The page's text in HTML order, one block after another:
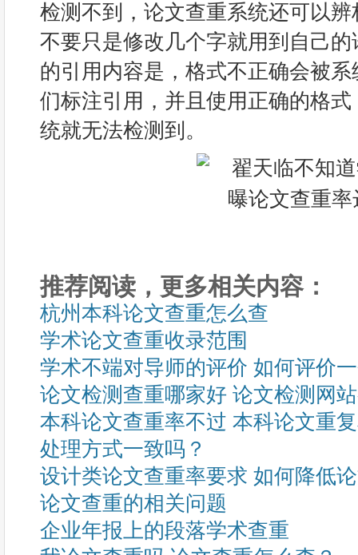
检测不到，论文查重系统还可以
不要只是修改几个字就用到自己
的引用内容是，格式不正确会被
们标注引用，并且使用正确的格
统就无法检测到。
推荐阅读，更多相关内容：
杭州本科论文查重怎么查
学术论文查重收录范围
学术不端对导师的评价 如何评价
论文检测查重哪家好 论文检测网
本科论文查重率不过 本科论文重
处理方式一致吗？
设计类论文查重率要求 如何降低
论文查重的相关问题
企业年报上的段落学术查重